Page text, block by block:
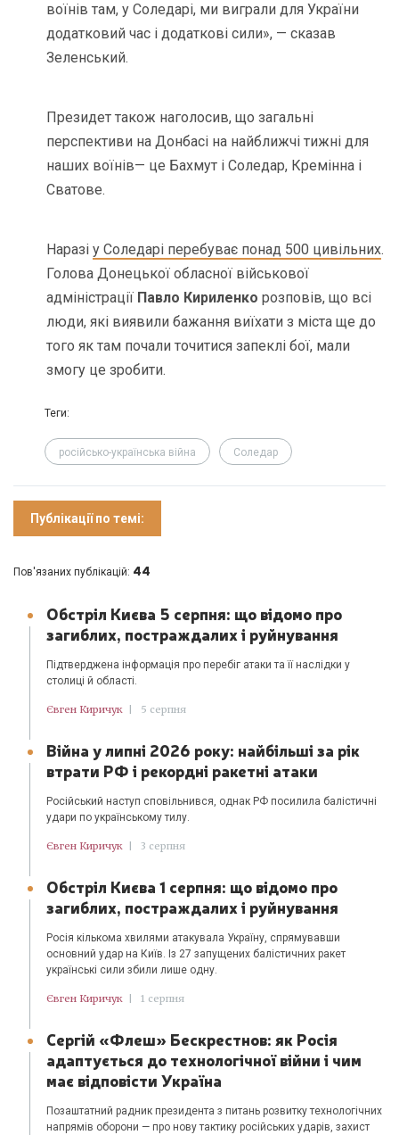
воїнів там, у Соледарі, ми виграли для України
додатковий час і додаткові сили», — сказав
Зеленський.
Президет також наголосив, що загальні
перспективи на Донбасі на найближчі тижні для
наших воїнів— це Бахмут і Соледар, Кремінна і
Сватове.
Наразіу Соледарі перебуває понад 500 цивільних.
Голова Донецької обласної військової
адміністрації Павло Кириленко розповів, що всі
люди, які виявили бажання виїхати з міста ще до
того як там почали точитися запеклі бої, мали
змогу це зробити.
Теги:
російсько-українська війна Соледар
Публікації по темі:
Пов'язаних публікацій: 44
Обстріл Києва 5 серпня: що відомо про
загиблих, постраждалих і руйнування
Підтверджена інформація про перебіг атаки та її наслідки у
столиці й області.
Євген Киричук | 5 серпня
Війна у липні 2026 року: найбільші за рік
втрати РФ і рекордні ракетні атаки
Російський наступ сповільнився, однак РФ посилила балістичні
удари по українському тилу.
Євген Киричук | 3 серпня
Обстріл Києва 1 серпня: що відомо про
загиблих, постраждалих і руйнування
Росія кількома хвилями атакувала Україну, спрямувавши
основний удар на Київ. Із 27 запущених балістичних ракет
українські сили збили лише одну.
Євген Киричук | 1 серпня
Сергій «Флеш» Бескрестнов: як Росія
адаптується до технологічної війни і чим
має відповісти Україна
Позаштатний радник президента з питань розвитку технологічних
напрямів оборони — про нову тактику російських ударів, захист